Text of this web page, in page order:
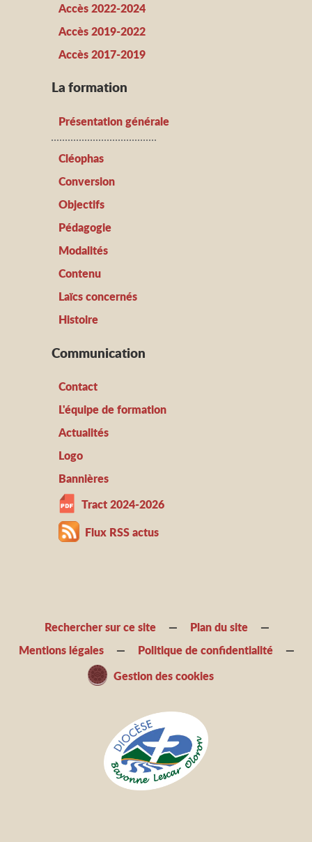
Accès 2022-2024
Accès 2019-2022
Accès 2017-2019
La formation
Présentation générale
Cléophas
Conversion
Objectifs
Pédagogie
Modalités
Contenu
Laïcs concernés
Histoire
Communication
Contact
L'équipe de formation
Actualités
Logo
Bannières
Tract 2024-2026
Flux RSS actus
Rechercher sur ce site
Plan du site
Mentions légales
Politique de confidentialité
Gestion des cookies